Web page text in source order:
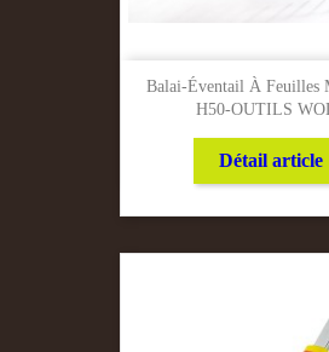
Balai-Éventail À Feuilles
H50-OUTILS
Détail article